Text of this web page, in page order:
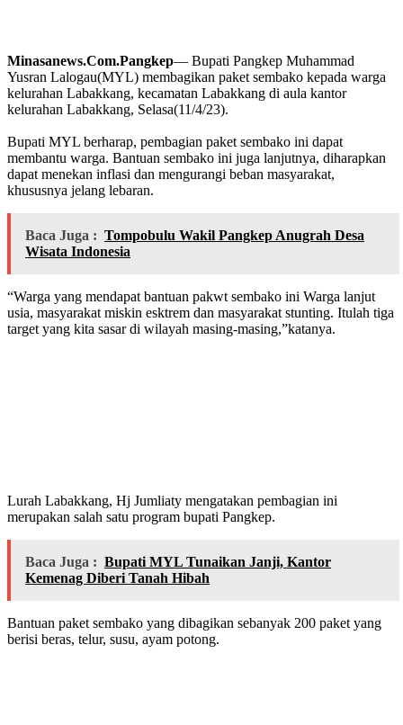
Minasanews.Com.Pangkep— Bupati Pangkep Muhammad
Yusran Lalogau(MYL) membagikan paket sembako kepada warga
kelurahan Labakkang, kecamatan Labakkang di aula kantor
kelurahan Labakkang, Selasa(11/4/23).
Bupati MYL berharap, pembagian paket sembako ini dapat
membantu warga. Bantuan sembako ini juga lanjutnya, diharapkan
dapat menekan inflasi dan mengurangi beban masyarakat,
khususnya jelang lebaran.
Baca Juga : Tompobulu Wakil Pangkep Anugrah Desa
Wisata Indonesia
“Warga yang mendapat bantuan pakwt sembako ini Warga lanjut
usia, masyarakat miskin esktrem dan masyarakat stunting. Itulah tiga
target yang kita sasar di wilayah masing-masing,”katanya.
Lurah Labakkang, Hj Jumliaty mengatakan pembagian ini
merupakan salah satu program bupati Pangkep.
Baca Juga : Bupati MYL Tunaikan Janji, Kantor
Kemenag Diberi Tanah Hibah
Bantuan paket sembako yang dibagikan sebanyak 200 paket yang
berisi beras, telur, susu, ayam potong.